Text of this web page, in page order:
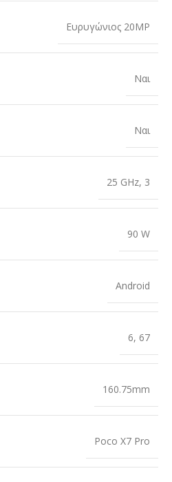
Ευρυγώνιος 20MP
Ναι
Ναι
25 GHz, 3
90 W
Android
6, 67
160.75mm
Poco X7 Pro